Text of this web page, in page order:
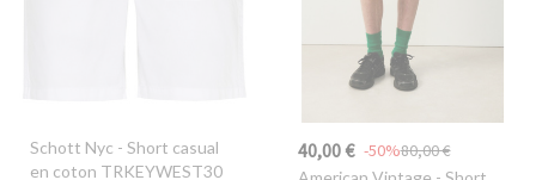
Schott Nyc - Short casual
en coton TRKEYWEST30
40,00 € 80,00 €
-50%